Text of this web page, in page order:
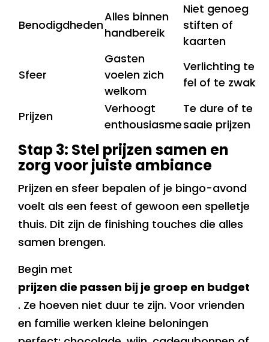
Benodigdheden
Alles binnen
handbereik
Niet genoeg
stiften of
kaarten
Sfeer
Gasten
voelen zich
welkom
Verlichting te
fel of te zwak
Prijzen
Verhoogt
enthousiasme
Te dure of te
saaie prijzen
Stap 3: Stel prijzen samen en
zorg voor juiste ambiance
Prijzen en sfeer bepalen of je bingo-avond
voelt als een feest of gewoon een spelletje
thuis. Dit zijn de finishing touches die alles
samen brengen.
Begin met
prijzen die passen bij je groep en budget
. Ze hoeven niet duur te zijn. Voor vrienden
en familie werken kleine beloningen